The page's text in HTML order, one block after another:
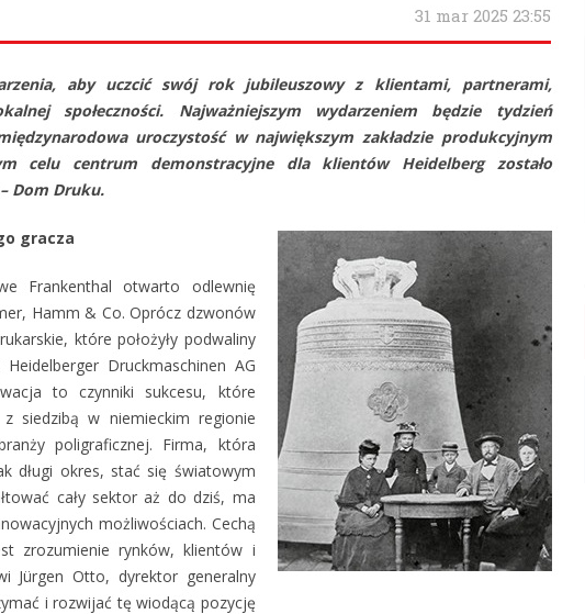
31 mar 2025 23:55
aby uczcić swój rok jubileuszowy z klientami, partnerami,
społeczności. Najważniejszym wydarzeniem będzie tydzień
uroczystość w największym zakładzie produkcyjnym
celu centrum demonstracyjne dla klientów Heidelberg zostało
Dom Druku.
gracza
Frankenthal otwarto odlewnię
Hamm & Co. Oprócz dzwonów
które położyły podwaliny
Druckmaschinen AG
to czynniki sukcesu, które
z siedzibą w niemieckim regionie
poligraficznej. Firma, która
długi okres, stać się światowym
cały sektor aż do dziś, ma
możliwościach. Cechą
zrozumienie rynków, klientów i
Jürgen Otto, dyrektor generalny
i rozwijać tę wiodącą pozycję